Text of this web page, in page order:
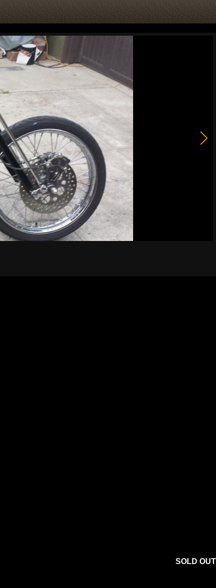
SOLD OUT